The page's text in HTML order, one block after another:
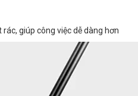
giúp công việc dễ dàng hơn